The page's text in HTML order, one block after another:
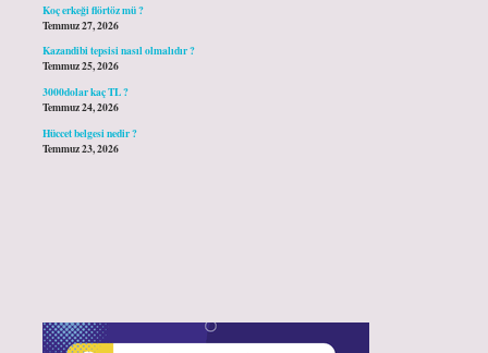
Koç erkeği flörtöz mü ?
Temmuz 27, 2026
Kazandibi tepsisi nasıl olmalıdır ?
Temmuz 25, 2026
3000dolar kaç TL ?
Temmuz 24, 2026
Hüccet belgesi nedir ?
Temmuz 23, 2026